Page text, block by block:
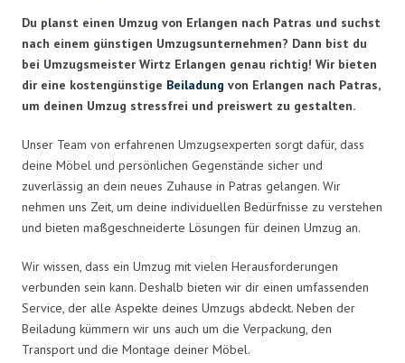
Du planst einen Umzug von Erlangen nach Patras und suchst
nach einem günstigen Umzugsunternehmen? Dann bist du
bei Umzugsmeister Wirtz Erlangen genau richtig! Wir bieten
dir eine kostengünstige Beiladung von Erlangen nach Patras,
um deinen Umzug stressfrei und preiswert zu gestalten.
Unser Team von erfahrenen Umzugsexperten sorgt dafür, dass
deine Möbel und persönlichen Gegenstände sicher und
zuverlässig an dein neues Zuhause in Patras gelangen. Wir
nehmen uns Zeit, um deine individuellen Bedürfnisse zu verstehen
und bieten maßgeschneiderte Lösungen für deinen Umzug an.
Wir wissen, dass ein Umzug mit vielen Herausforderungen
verbunden sein kann. Deshalb bieten wir dir einen umfassenden
Service, der alle Aspekte deines Umzugs abdeckt. Neben der
Beiladung kümmern wir uns auch um die Verpackung, den
Transport und die Montage deiner Möbel.